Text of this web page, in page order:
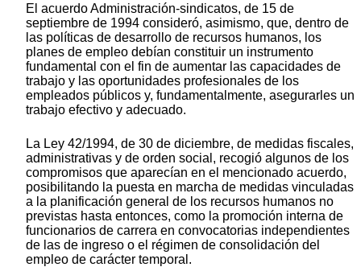
El acuerdo Administración-sindicatos, de 15 de
septiembre de 1994 consideró, asimismo, que, dentro de
las políticas de desarrollo de recursos humanos, los
planes de empleo debían constituir un instrumento
fundamental con el fin de aumentar las capacidades de
trabajo y las oportunidades profesionales de los
empleados públicos y, fundamentalmente, asegurarles un
trabajo efectivo y adecuado.
La Ley 42/1994, de 30 de diciembre, de medidas fiscales,
administrativas y de orden social, recogió algunos de los
compromisos que aparecían en el mencionado acuerdo,
posibilitando la puesta en marcha de medidas vinculadas
a la planificación general de los recursos humanos no
previstas hasta entonces, como la promoción interna de
funcionarios de carrera en convocatorias independientes
de las de ingreso o el régimen de consolidación del
empleo de carácter temporal.